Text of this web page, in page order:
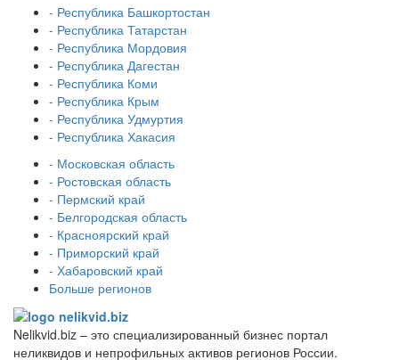
- Республика Башкортостан
- Республика Татарстан
- Республика Мордовия
- Республика Дагестан
- Республика Коми
- Республика Крым
- Республика Удмуртия
- Республика Хакасия
- Московская область
- Ростовская область
- Пермский край
- Белгородская область
- Красноярский край
- Приморский край
- Хабаровский край
Больше регионов
Nelikvid.biz – это специализированный бизнес портал
неликвидов и непрофильных активов регионов России.